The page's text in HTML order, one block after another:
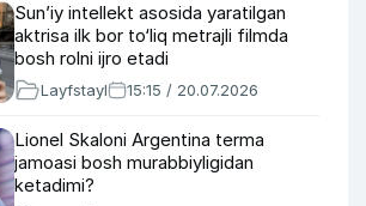
Sun’iy intellekt asosida yaratilgan
aktrisa ilk bor to‘liq metrajli filmda
bosh rolni ijro etadi
Layfstayl 15:15 / 20.07.2026
Lionel Skaloni Argentina terma
jamoasi bosh murabbiyligidan
ketadimi?